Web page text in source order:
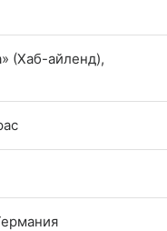
(Хаб-айленд),